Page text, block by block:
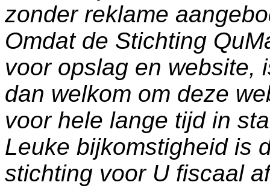
zonder reklame
Omdat de Stichting
voor opslag en website,
dan welkom om deze
voor hele lange tijd in
Leuke bijkomstigheid is
stichting voor U fiscaal